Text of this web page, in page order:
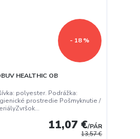
- 18 %
HEALTHIC OB
polyester. Podrážka:
prostredie Pošmyknutie /
13,57 €
11,07 €/PÁR